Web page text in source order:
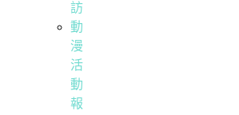
訪
動
漫
活
動
報